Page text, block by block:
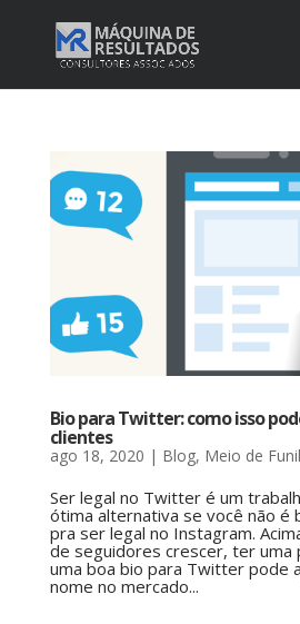
Bio para Twitter: como isso
clientes
ago 18, 2020 | Blog, Meio de Funil
Ser legal no Twitter é um
ótima alternativa se você não é
pra ser legal no Instagram.
de seguidores crescer, ter uma
uma boa bio para Twitter pode
nome no mercado...